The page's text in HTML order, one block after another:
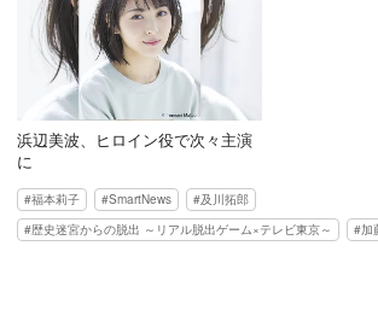
浜辺美波、ヒロイン役で次々主演
に
福本莉子 SmartNews
及川拓郎
歴史迷宮からの脱出 ～リアル脱出ゲーム×テレビ東京～
加